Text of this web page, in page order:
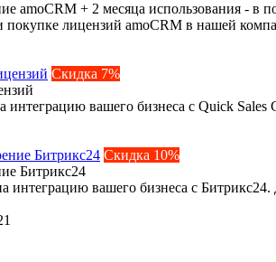
amoCRM + 2 месяца использования - в
покупке лицензий amoCRM в нашей
Скидка 7%
интеграцию вашего бизнеса с Quick Sales
Скидка 10%
Битрикс24
интеграцию вашего бизнеса с